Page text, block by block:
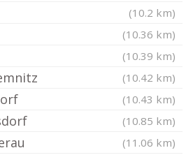
(10.2 km)
(10.36 km)
(10.39 km)
(10.42 km)
(10.43 km)
(10.85 km)
(11.06 km)